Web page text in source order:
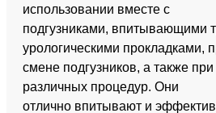
использовании вместе с
подгузниками, впитывающими
урологическими прокладками,
смене подгузников, а также
различных процедур. Они
отлично впитывают и